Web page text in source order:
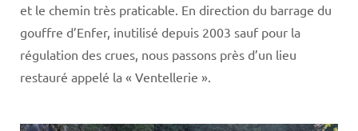
et le chemin très praticable. En direction du barrage du
gouffre d’Enfer, inutilisé depuis 2003 sauf pour la
régulation des crues, nous passons près d’un lieu
restauré appelé la « Ventellerie ».